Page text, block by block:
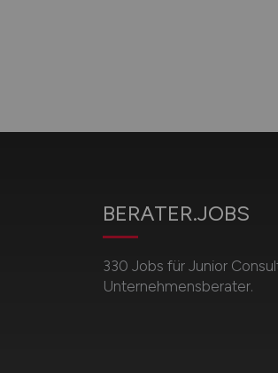
BERATER.JOBS
330 Jobs für Junior
Unternehmensberater.